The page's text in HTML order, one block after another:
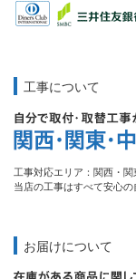
工事について
工事対応エリア：関西・関
当店の工事はすべて安心
お届けについて